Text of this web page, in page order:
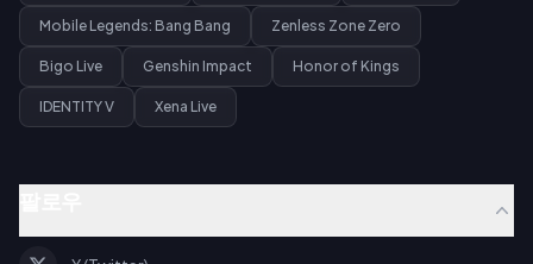
Mobile Legends: Bang Bang Zenless Zone Zero
Bigo Live Genshin Impact Honor of Kings
IDENTITY V Xena Live